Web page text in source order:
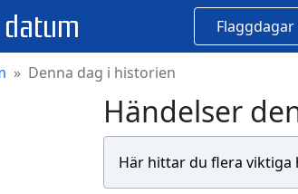
Flaggdagar
Denna dag i historien
Händelser
Här hittar du flera viktiga